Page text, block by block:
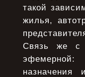
такой
жилья,
Связь же с
эфемерной:
назначения